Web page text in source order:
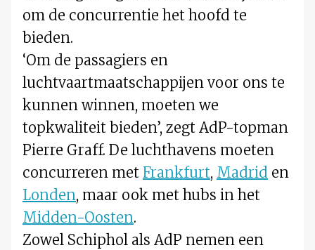
om de concurrentie het hoofd te
bieden.
‘Om de passagiers en
luchtvaartmaatschappijen voor ons te
kunnen winnen, moeten we
topkwaliteit bieden’, zegt AdP-topman
Pierre Graff. De luchthavens moeten
concurreren met Frankfurt, Madrid en
Londen, maar ook met hubs in het
Midden-Oosten.
Zowel Schiphol als AdP nemen een